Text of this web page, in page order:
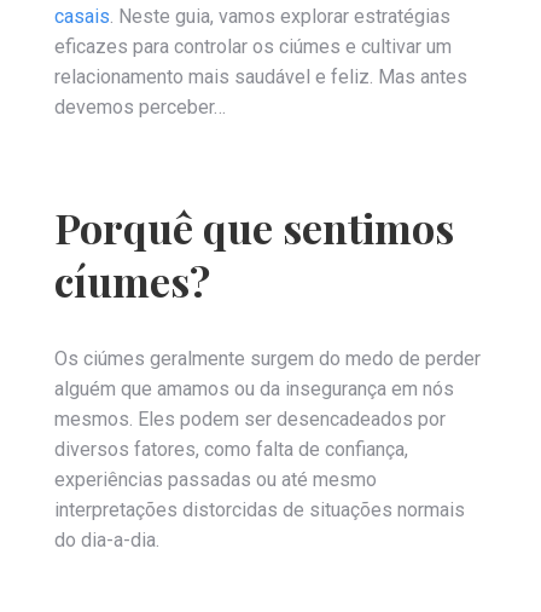
casais. Neste guia, vamos explorar estratégias
eficazes para controlar os ciúmes e cultivar um
relacionamento mais saudável e feliz. Mas antes
devemos perceber…
Porquê que sentimos
cíumes?
Os ciúmes geralmente surgem do medo de perder
alguém que amamos ou da insegurança em nós
mesmos. Eles podem ser desencadeados por
diversos fatores, como falta de confiança,
experiências passadas ou até mesmo
interpretações distorcidas de situações normais
do dia-a-dia.